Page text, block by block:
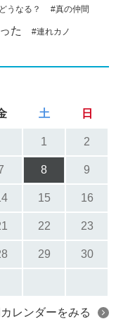
うなる？ #真の仲間
た #連れカノ
土 日
1 2
8 9
15 16
22 23
29 30
レンダーをみる